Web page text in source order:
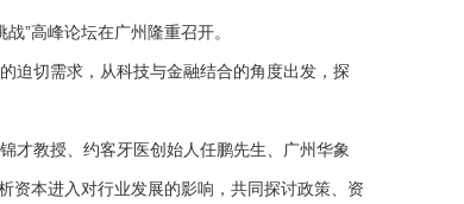
”高峰论坛在广州隆重召开。
迫切需求，从科技与金融结合的角度出发，探
才教授、约客牙医创始人任鹏先生、广州华象
资本进入对行业发展的影响，共同探讨政策、资